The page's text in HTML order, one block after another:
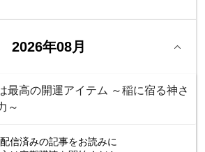
2026年08月
最高の開運アイテム ～稲に宿る神さ
～
信済みの記事をお読みに